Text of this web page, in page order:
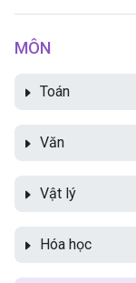
MÔN
Toán
Văn
Vật lý
Hóa học